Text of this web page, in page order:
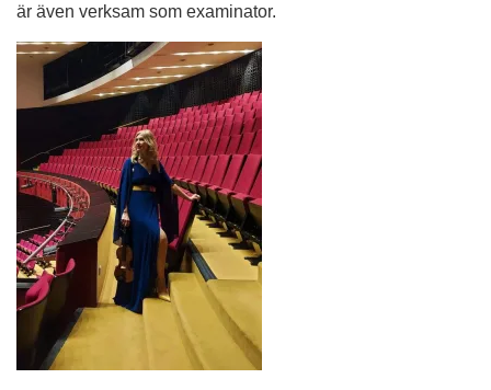
är även verksam som examinator.